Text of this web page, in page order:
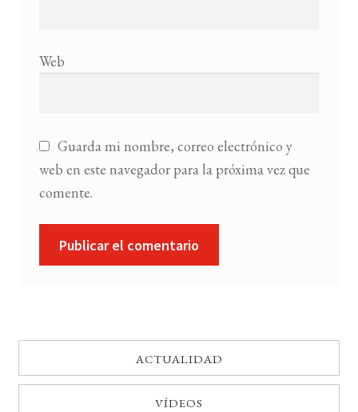
Web
Guarda mi nombre, correo electrónico y
web en este navegador para la próxima vez que
comente.
ACTUALIDAD
VÍDEOS